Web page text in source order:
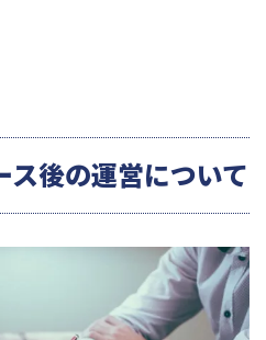
後の運営について